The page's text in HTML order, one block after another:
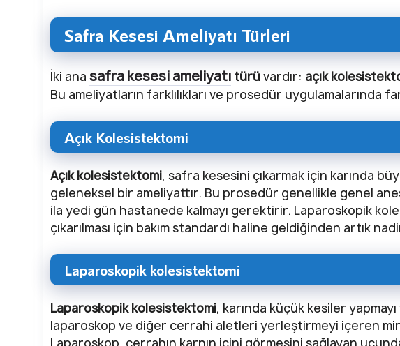
Safra Kesesi Ameliyatı Türleri
İki ana safra kesesi ameliyatı türüvardır: açık
Bu ameliyatların farklılıkları ve prosedür uygulamalarında
Açık Kolesistektomi
Açık kolesistektomi, safra kesesini çıkarmak için karında
geleneksel bir ameliyattır. Bu prosedür genellikle genel
ila yedi gün hastanede kalmayı gerektirir. Laparoskopik
çıkarılması için bakım standardı haline geldiğinden artık
Laparoskopik kolesistektomi
Laparoskopik kolesistektomi, karında küçük kesiler
laparoskop ve diğer cerrahi aletleri yerleştirmeyi içeren